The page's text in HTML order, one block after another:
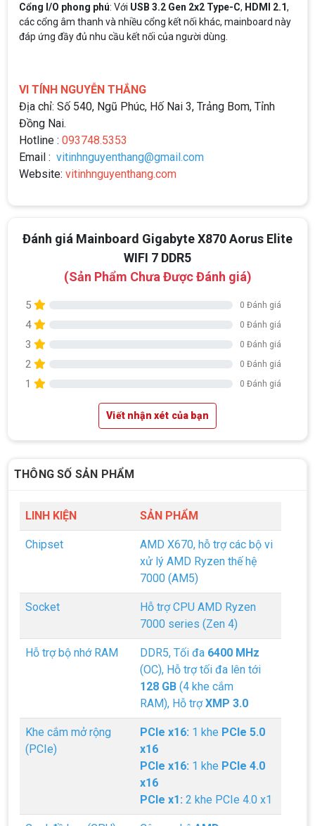
Cổng I/O phong phú: Với USB 3.2 Gen 2x2 Type-C, HDMI 2.1,
các cổng âm thanh và nhiều cổng kết nối khác, mainboard này
đáp ứng đầy đủ nhu cầu kết nối của người dùng.
VI TÍNH NGUYỄN THẮNG
Địa chỉ: Số 540, Ngũ Phúc, Hố Nai 3, Trảng Bom, Tỉnh
Đồng Nai.
Hotline : 093748.5353
Email : vitinhnguyenthang@gmail.com
Website: vitinhnguyenthang.com
Đánh giá Mainboard Gigabyte X870 Aorus Elite
WIFI 7 DDR5
(Sản Phẩm Chưa Được Đánh giá)
5 0 Đánh giá
4 0 Đánh giá
3 0 Đánh giá
2 0 Đánh giá
1 0 Đánh giá
Viết nhận xét của bạn
THÔNG SỐ SẢN PHẨM
LINH KIỆN SẢN PHẨM
Chipset
AMD X670, hỗ trợ các bộ vi
xử lý AMD Ryzen thế hệ
7000 (AM5)
Socket
Hỗ trợ CPU AMD Ryzen
7000 series (Zen 4)
Hỗ trợ bộ nhớ RAM DDR5, Tối đa 6400 MHz
(OC), Hỗ trợ tối đa lên tới
128 GB (4 khe cắm
RAM), Hỗ trợXMP 3.0
Khe cắm mở rộng
(PCIe)
PCIe x16: 1 khe PCIe 5.0
x16
PCIe x16: 1 khe PCIe 4.0
x16
PCIe x1: 2 khe PCIe 4.0 x1